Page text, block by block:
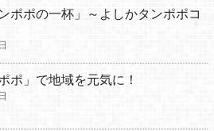
ポポの一杯」～よしかタンポポコ
ポ」で地域を元気に！